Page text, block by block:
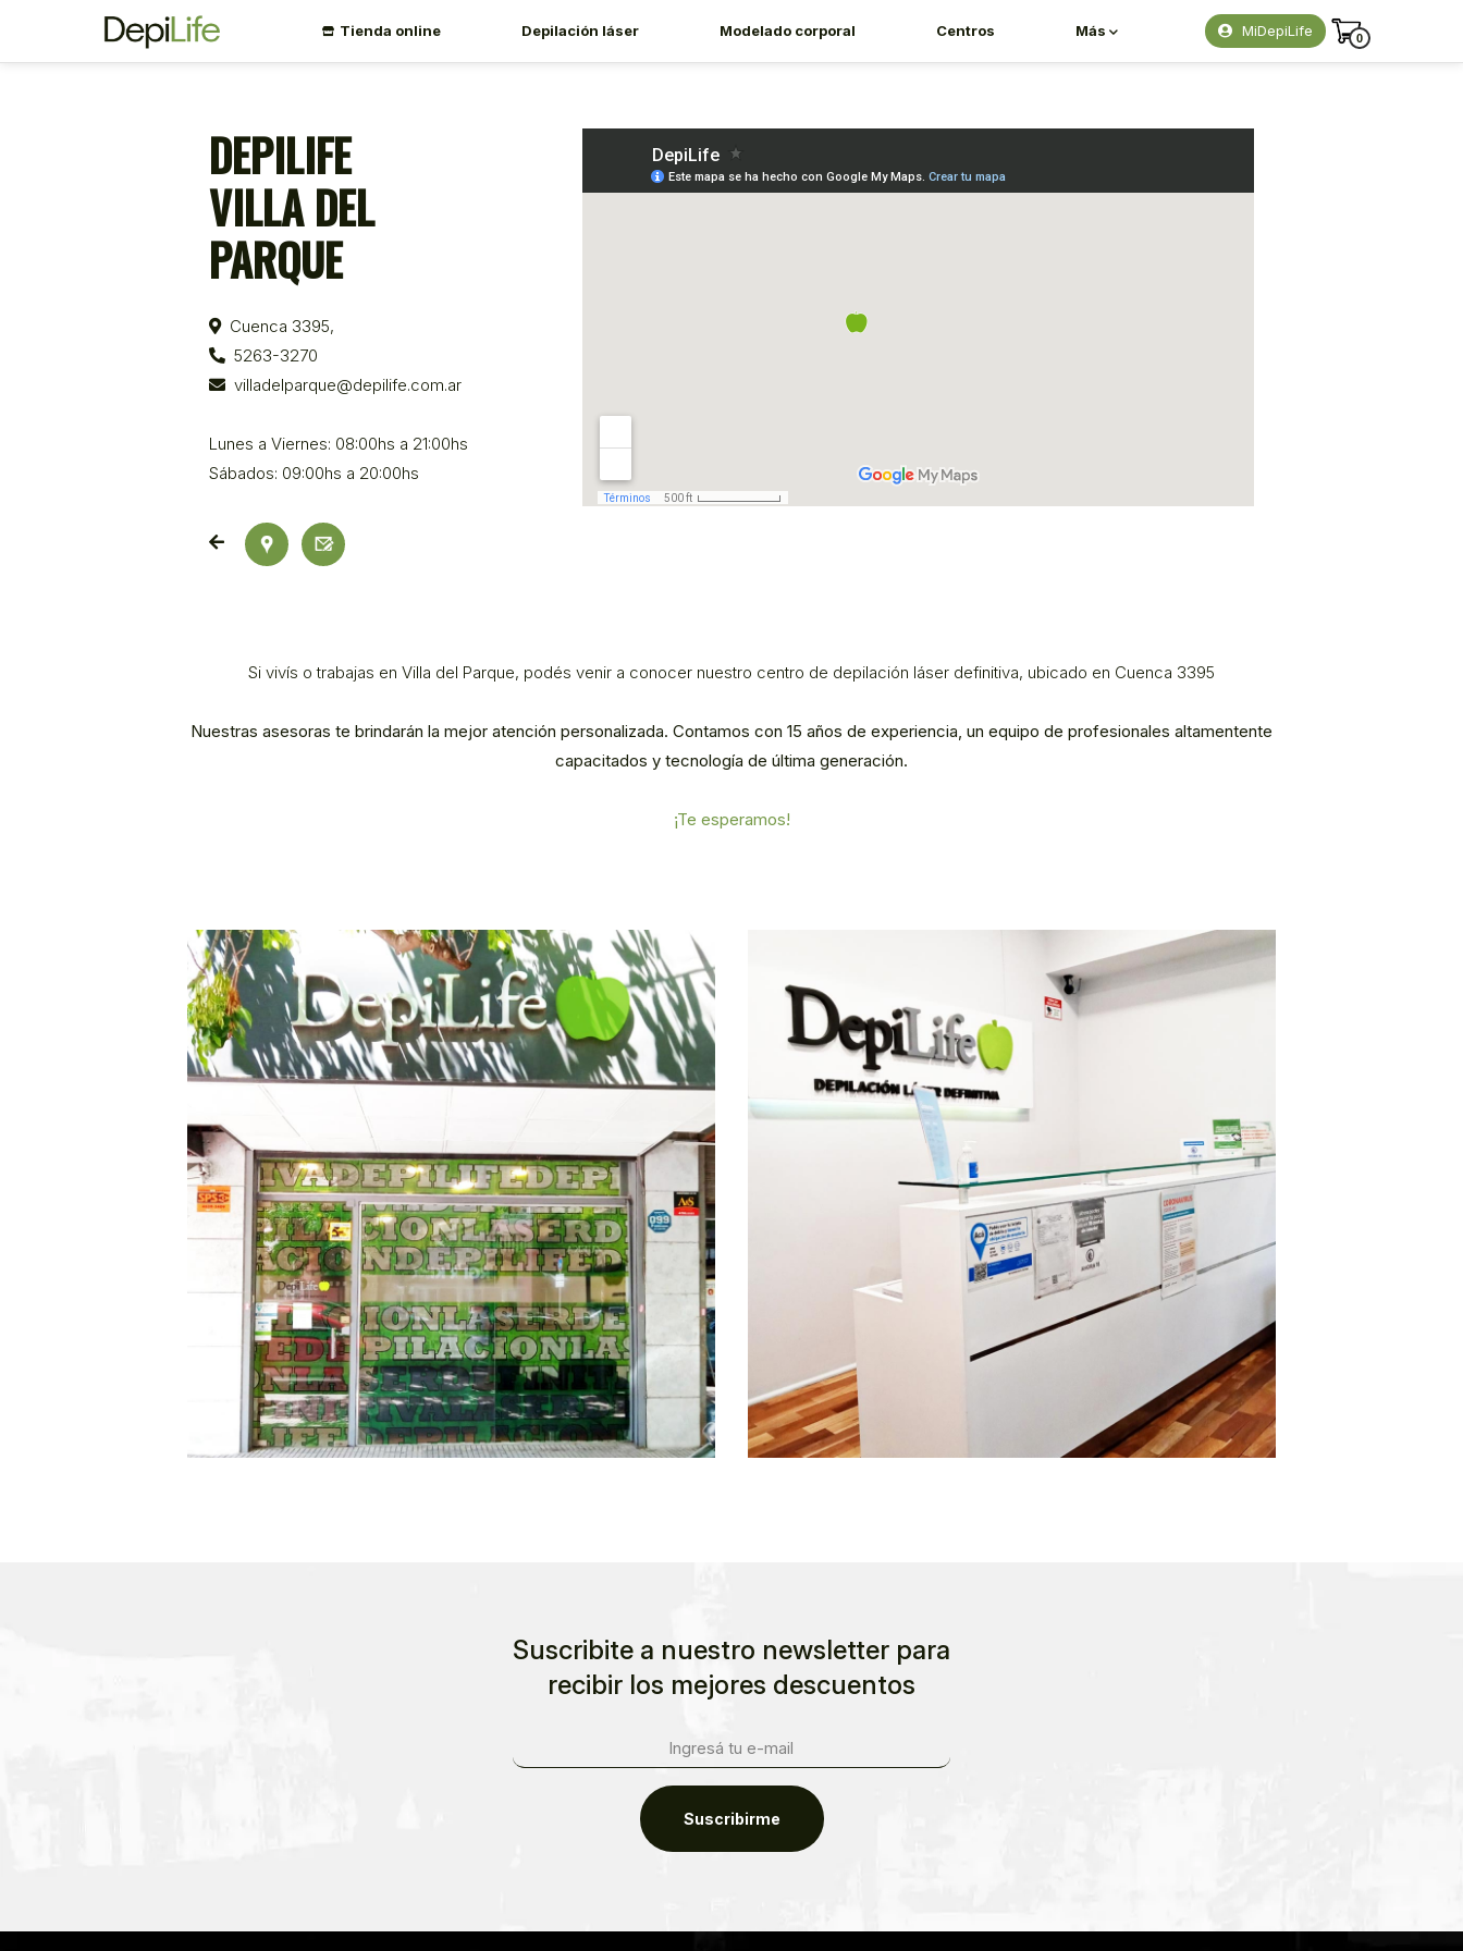
Tienda online Depilación láser Modelado corporal Centros Más MiDepiLife 0
DEPILIFE
VILLA DEL
PARQUE
Cuenca 3395,
5263-3270
villadelparque@depilife.com.ar
Lunes a Viernes: 08:00hs a 21:00hs
Sábados: 09:00hs a 20:00hs
Si vivís o trabajas en Villa del Parque, podés venir a conocer nuestro centro de depilación láser definitiva, ubicado en Cuenca 3395
Nuestras asesoras te brindarán la mejor atención personalizada. Contamos con 15 años de experiencia, un equipo de profesionales altamentente
capacitados y tecnología de última generación.
¡Te esperamos!
Suscribite a nuestro newsletter para
recibir los mejores descuentos
Suscribirme